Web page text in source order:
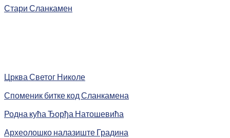
Стари Сланкамен
Црква Светог Николе
Споменик битке код Сланкамена
Родна кућа Ђорђа Натошевића
Археолошко налазиште Градина